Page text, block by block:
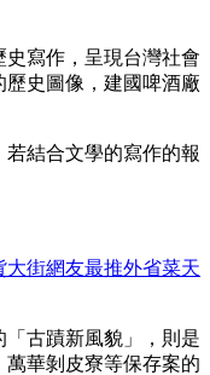
寫作，呈現台灣社會
史圖像，建國啤酒廠
結合文學的寫作的報
街網友最推外省菜天
古蹟新風貌」，則是
華剝皮寮等保存案的